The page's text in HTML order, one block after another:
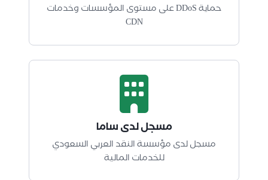
حماية DDoS على مستوى المؤسسات وخدمات
CDN
مسجل لدى ساما
مسجل لدى مؤسسة النقد العربي السعودي
للخدمات المالية